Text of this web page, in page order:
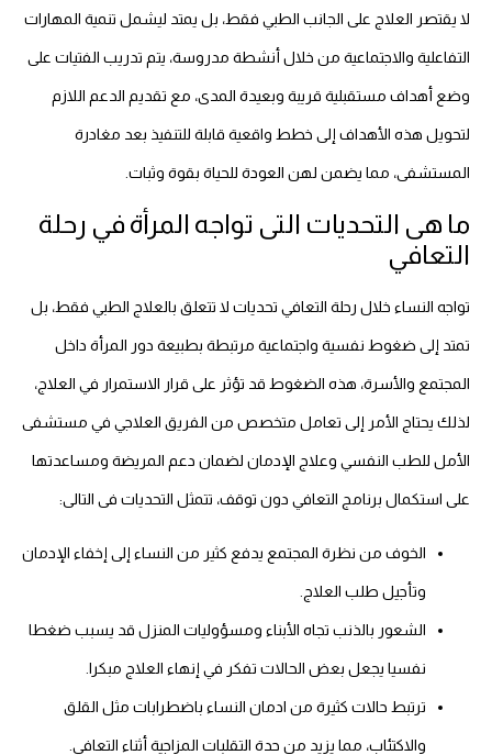
لا يقتصر العلاج على الجانب الطبي فقط، بل يمتد ليشمل تنمية المهارات
التفاعلية والاجتماعية من خلال أنشطة مدروسة، يتم تدريب الفتيات على
وضع أهداف مستقبلية قريبة وبعيدة المدى، مع تقديم الدعم اللازم
لتحويل هذه الأهداف إلى خطط واقعية قابلة للتنفيذ بعد مغادرة
المستشفى، مما يضمن لهن العودة للحياة بقوة وثبات.
ما هى التحديات التى تواجه المرأة في رحلة
التعافي
تواجه النساء خلال رحلة التعافي تحديات لا تتعلق بالعلاج الطبي فقط، بل
تمتد إلى ضغوط نفسية واجتماعية مرتبطة بطبيعة دور المرأة داخل
المجتمع والأسرة، هذه الضغوط قد تؤثر على قرار الاستمرار في العلاج،
لذلك يحتاج الأمر إلى تعامل متخصص من الفريق العلاجي في مستشفى
الأمل للطب النفسي وعلاج الإدمان لضمان دعم المريضة ومساعدتها
على استكمال برنامج التعافي دون توقف، تتمثل التحديات فى التالى:
الخوف من نظرة المجتمع يدفع كثير من النساء إلى إخفاء الإدمان
وتأجيل طلب العلاج.
الشعور بالذنب تجاه الأبناء ومسؤوليات المنزل قد يسبب ضغطا
نفسيا يجعل بعض الحالات تفكر في إنهاء العلاج مبكرا.
ترتبط حالات كثيرة من ادمان النساء باضطرابات مثل القلق
والاكتئاب، مما يزيد من حدة التقلبات المزاجية أثناء التعافي.